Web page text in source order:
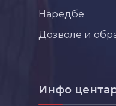
Наредбе
Дозволе и
Инфо